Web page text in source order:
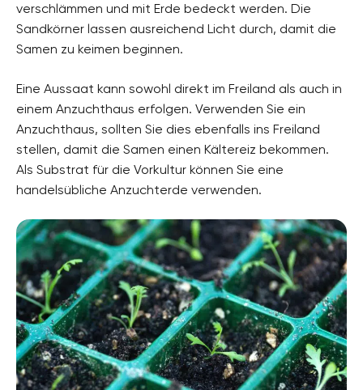
verschlämmen und mit Erde bedeckt werden. Die
Sandkörner lassen ausreichend Licht durch, damit die
Samen zu keimen beginnen.
Eine Aussaat kann sowohl direkt im Freiland als auch in
einem Anzuchthaus erfolgen. Verwenden Sie ein
Anzuchthaus, sollten Sie dies ebenfalls ins Freiland
stellen, damit die Samen einen Kältereiz bekommen.
Als Substrat für die Vorkultur können Sie eine
handelsübliche Anzuchterde verwenden.